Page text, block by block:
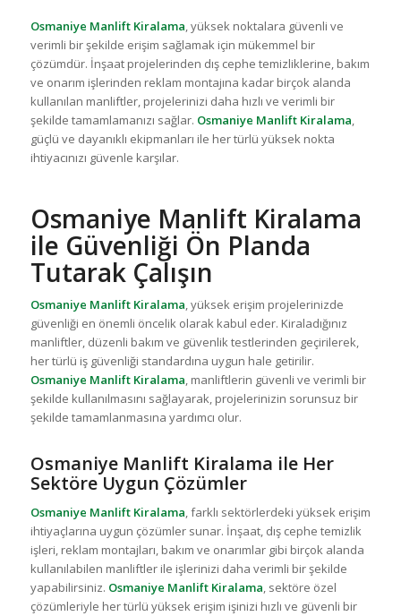
Osmaniye Manlift Kiralama, yüksek noktalara güvenli ve
verimli bir şekilde erişim sağlamak için mükemmel bir
çözümdür. İnşaat projelerinden dış cephe temizliklerine, bakım
ve onarım işlerinden reklam montajına kadar birçok alanda
kullanılan manliftler, projelerinizi daha hızlı ve verimli bir
şekilde tamamlamanızı sağlar. Osmaniye Manlift Kiralama,
güçlü ve dayanıklı ekipmanları ile her türlü yüksek nokta
ihtiyacınızı güvenle karşılar.
Osmaniye Manlift Kiralama
ile Güvenliği Ön Planda
Tutarak Çalışın
Osmaniye Manlift Kiralama, yüksek erişim projelerinizde
güvenliği en önemli öncelik olarak kabul eder. Kiraladığınız
manliftler, düzenli bakım ve güvenlik testlerinden geçirilerek,
her türlü iş güvenliği standardına uygun hale getirilir.
Osmaniye Manlift Kiralama, manliftlerin güvenli ve verimli bir
şekilde kullanılmasını sağlayarak, projelerinizin sorunsuz bir
şekilde tamamlanmasına yardımcı olur.
Osmaniye Manlift Kiralama ile Her
Sektöre Uygun Çözümler
Osmaniye Manlift Kiralama, farklı sektörlerdeki yüksek erişim
ihtiyaçlarına uygun çözümler sunar. İnşaat, dış cephe temizlik
işleri, reklam montajları, bakım ve onarımlar gibi birçok alanda
kullanılabilen manliftler ile işlerinizi daha verimli bir şekilde
yapabilirsiniz. Osmaniye Manlift Kiralama, sektöre özel
çözümleriyle her türlü yüksek erişim işinizi hızlı ve güvenli bir